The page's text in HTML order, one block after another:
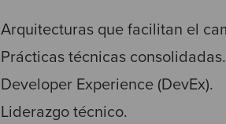
Arquitecturas que facilitan el
Prácticas técnicas consolidadas.
Developer Experience (DevEx).
Liderazgo técnico.